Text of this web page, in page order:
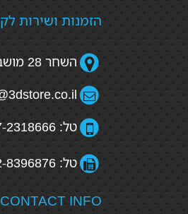
הזמנות ושירות
השחר 28 מושב מזור
טל: 077-2318666
טל: 052-8396876
CONTACT INFO